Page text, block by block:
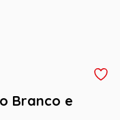
Branco e